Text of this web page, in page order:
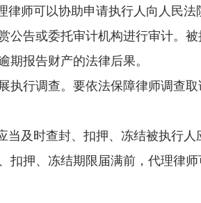
可以协助申请执行人向人民法
告或委托审计机构进行审计。
期报告财产的法律后果。
行调查。要依法保障律师调查取
及时查封、扣押、冻结被执行人
押、冻结期限届满前，代理律